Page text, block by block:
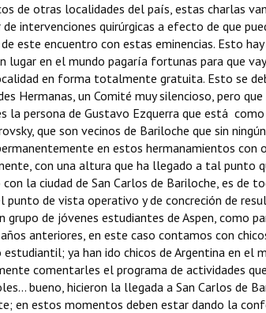
de otras localidades del país, estas charlas
intervenciones quirúrgicas a efecto de que
este encuentro con estas eminencias. Esto
lugar en el mundo pagaría fortunas para que
en forma totalmente gratuita. Esto se
Hermanas, un Comité muy silencioso, pero
persona de Gustavo Ezquerra que está como
que son vecinos de Bariloche que sin
en estos hermanamientos con
con una altura que ha llegado a tal punto
la ciudad de San Carlos de Bariloche, es de
punto de vista operativo y de concreción de
grupo de jóvenes estudiantes de Aspen, como
anteriores, en este caso contamos con
ya han ido chicos de Argentina en el
comentarles el programa de actividades
bueno, hicieron la llegada a San Carlos de
en estos momentos deben estar dando la